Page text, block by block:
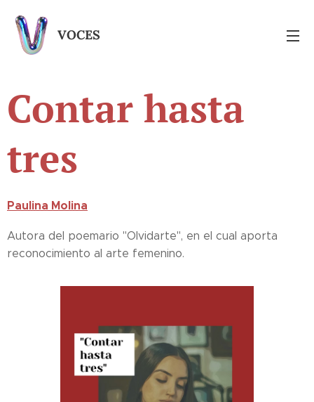
VOCES
Contar hasta
tres
Paulina Molina
Autora del poemario "Olvidarte", en el cual aporta
reconocimiento al arte femenino.